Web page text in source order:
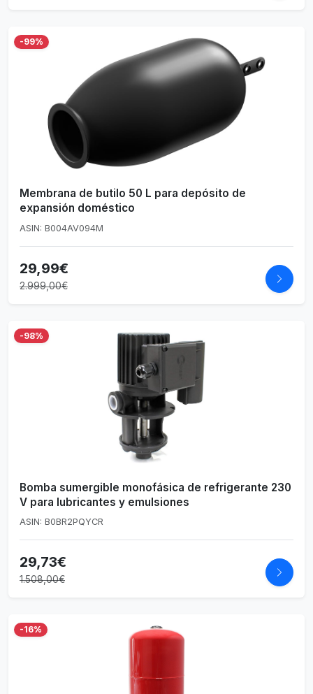
-99%
Membrana de butilo 50 L para depósito de
expansión doméstico
ASIN: B004AV094M
29,99€
2.999,00€
-98%
Bomba sumergible monofásica de refrigerante 230
V para lubricantes y emulsiones
ASIN: B0BR2PQYCR
29,73€
1.508,00€
-16%